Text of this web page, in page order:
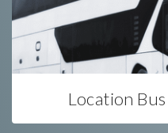
Location